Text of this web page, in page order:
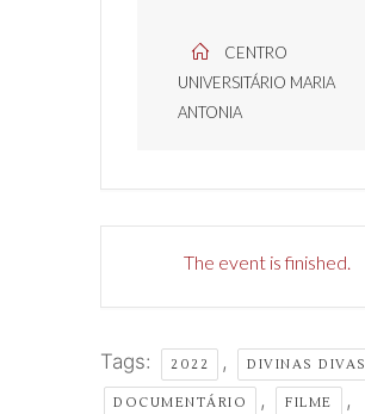
CENTRO
UNIVERSITÁRIO MARIA
ANTONIA
The event is finished.
Tags: 2022 , DIVINAS DIVAS
DOCUMENTÁRIO , FILME ,